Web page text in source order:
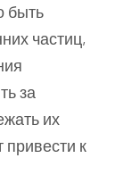
быть
частиц,
за
их
привести к